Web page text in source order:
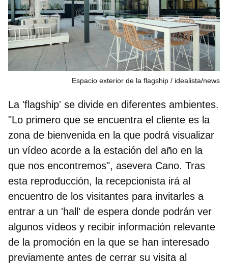
Espacio exterior de la flagship idealista/news
La 'flagship' se divide en diferentes ambientes.
"Lo primero que se encuentra el cliente es la
zona de bienvenida en la que podrá visualizar
un vídeo acorde a la estación del año en la
que nos encontremos", asevera Cano. Tras
esta reproducción, la recepcionista irá al
encuentro de los visitantes para invitarles a
entrar a un 'hall' de espera donde podrán ver
algunos vídeos y recibir información relevante
de la promoción en la que se han interesado
previamente antes de cerrar su visita al